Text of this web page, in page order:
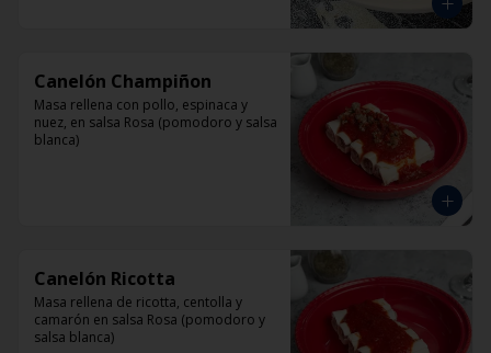
Canelón Champiñon
Masa rellena con pollo, espinaca y
nuez, en salsa Rosa (pomodoro y salsa
blanca)
Canelón Ricotta
Masa rellena de ricotta, centolla y
camarón en salsa Rosa (pomodoro y
salsa blanca)